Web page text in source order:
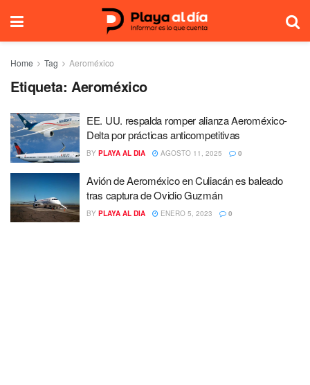
Home Tag Aeroméxico
Etiqueta: Aeroméxico
EE. UU. respalda romper alianza Aeroméxico-
Delta por prácticas anticompetitivas
BY PLAYA AL DIA AGOSTO 11, 2025 0
Avión de Aeroméxico en Culiacán es baleado
tras captura de Ovidio Guzmán
BY PLAYA AL DIA ENERO 5, 2023 0